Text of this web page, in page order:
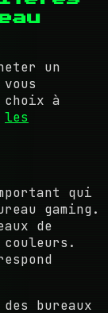
un
choix à
les
qui
gaming.
de
bureaux